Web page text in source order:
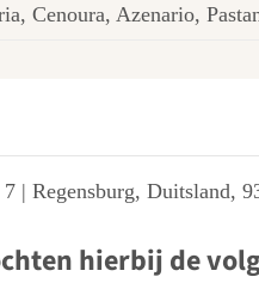
Cenoura, Azenario,
| Regensburg, Duitsland,
hierbij de